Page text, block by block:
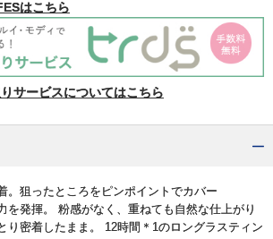
はこちら
サービスについてはこちら
。狙ったところをピンポイントでカバー
を発揮。 粉感がなく、重ねても自然な仕上がり
り密着したまま。 12時間＊1のロングラスティン